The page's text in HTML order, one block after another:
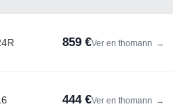
859 €Ver en thomann →
444 €Ver en thomann →